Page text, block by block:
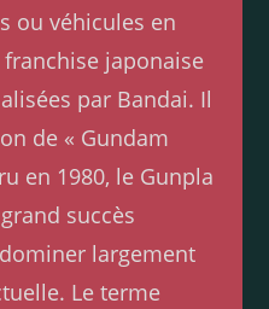
ou véhicules en
japonaise
par Bandai. Il
de « Gundam
en 1980, le Gunpla
succès
largement
Le terme